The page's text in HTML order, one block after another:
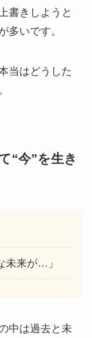
書きしようと
多いです。
当はどうした
“今”を生き
未来が…」
中は過去と未